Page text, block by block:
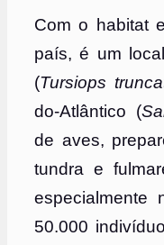
Com o habitat
país, é um
(Tursiops
do-Atlântico (
de aves,
tundra e
especialmente
50.000